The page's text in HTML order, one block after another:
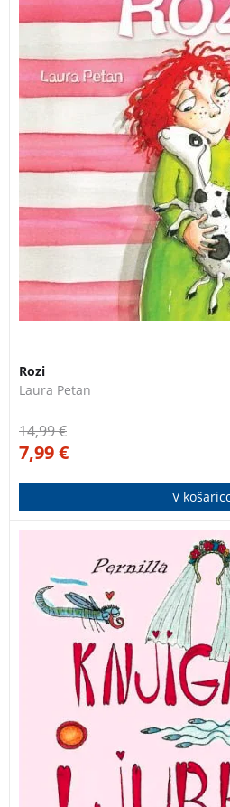
vihravimi rdečimi lasmi. Skupaj
mlajšo sestrico Zoro živi na
nenavadnega domačega
včasih prespi kar v njeni
Rozi
Laura Petan
14,99€
7,99€
V
Pernilla Stalfelt v Knjigi o
ilustracij in kratkega besedila
vidike.Knjiga o ljubezni